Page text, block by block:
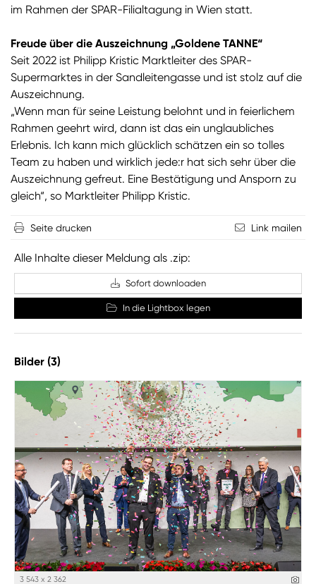
im Rahmen der SPAR-Filialtagung in Wien statt.
Freude über die Auszeichnung „Goldene TANNE“
Seit 2022 ist Philipp Kristic Marktleiter des SPAR-
Supermarktes in der Sandleitengasse und ist stolz auf die
Auszeichnung.
„Wenn man für seine Leistung belohnt und in feierlichem
Rahmen geehrt wird, dann ist das ein unglaubliches
Erlebnis. Ich kann mich glücklich schätzen ein so tolles
Team zu haben und wirklich jede:r hat sich sehr über die
Auszeichnung gefreut. Eine Bestätigung und Ansporn zu
gleich“, so Marktleiter Philipp Kristic.
Seite drucken Link mailen
Alle Inhalte dieser Meldung als .zip:
Sofort downloaden
In die Lightbox legen
Bilder (3)
3 543 x 2 362